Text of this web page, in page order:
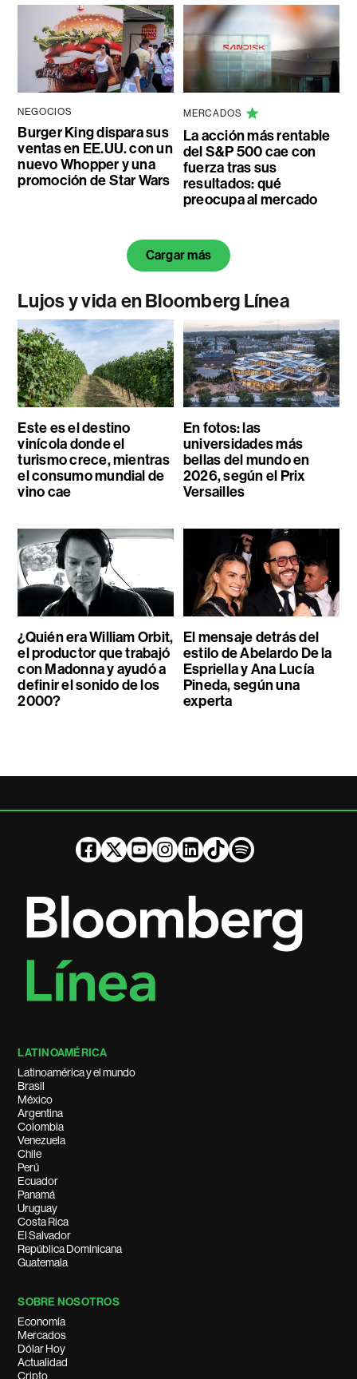
NEGOCIOS
Burger King dispara sus
ventas en EE.UU. con un
nuevo Whopper y una
promoción de Star Wars
MERCADOS
La acción más rentable
del S&P 500 cae con
fuerza tras sus
resultados: qué
preocupa al mercado
Cargar más
Lujos y vida en Bloomberg Línea
Este es el destino
vinícola donde el
turismo crece, mientras
el consumo mundial de
vino cae
En fotos: las
universidades más
bellas del mundo en
2026, según el Prix
Versailles
¿Quién era William Orbit,
el productor que trabajó
con Madonna y ayudó a
definir el sonido de los
2000?
El mensaje detrás del
estilo de Abelardo De la
Espriella y Ana Lucía
Pineda, según una
experta
LATINOAMÉRICA
Latinoamérica y el mundo
Brasil
México
Argentina
Colombia
Venezuela
Chile
Perú
Ecuador
Panamá
Uruguay
Costa Rica
El Salvador
República Dominicana
Guatemala
SOBRE NOSOTROS
Economía
Mercados
Dólar Hoy
Actualidad
Cripto